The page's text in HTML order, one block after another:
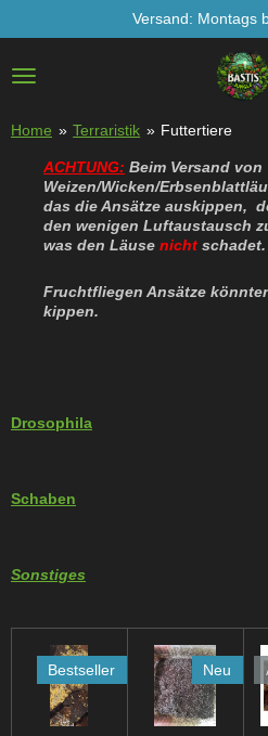
Hauptinhalt
springen
Versand: Montags
Home » Terraristik » Futtertiere
ACHTUNG: Beim Versand von
Weizen/Wicken/
das die Ansätze auskippen,
den wenigen Luftaustausch
was den Läuse nicht schadet.
Fruchtfliegen Ansätze
kippen.
Drosophila
Schaben
Sonstiges
Bestseller Neu